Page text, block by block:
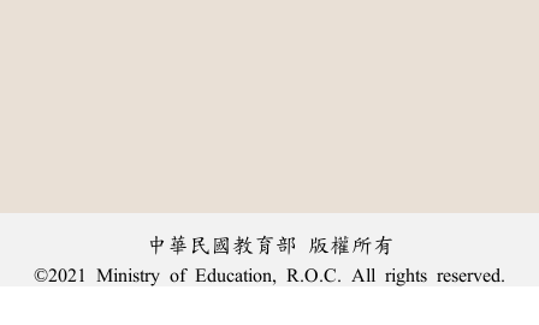
中華民國教育部 版權所有
©2021 Ministry of Education, R.O.C. All rights reserved.